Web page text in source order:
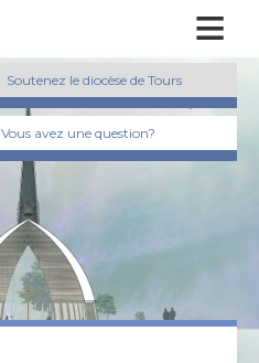
≡
Soutenez le diocèse de Tours
Vous avez une question?